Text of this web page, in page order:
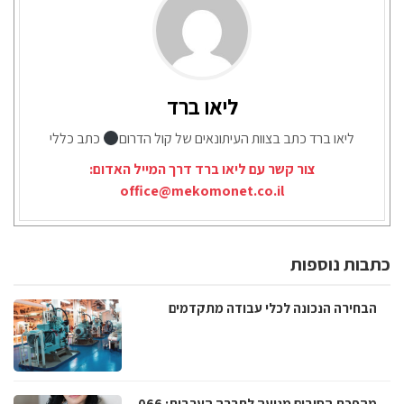
ליאו ברד
ליאו ברד כתב בצוות העיתונאים של קול הדרום
כתב כללי
צור קשר עם ליאו ברד דרך המייל האדום:
office@mekomonet.co.il
כתבות נוספות
הבחירה הנכונה לכלי עבודה מתקדמים